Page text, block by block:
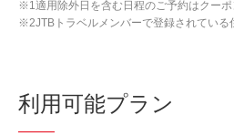
※1適用除外日を含む日程のご予約はクーポ
※2JTBトラベルメンバーで登録されている
利用可能プラン